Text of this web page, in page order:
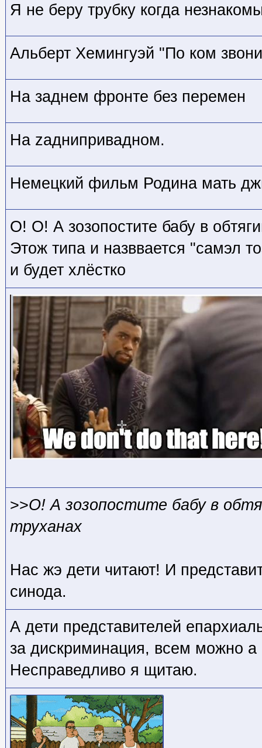
Я не беру трубку когда
Альберт Хемингуэй "По ком
На заднем фронте без перемен
На zaднипривадном.
Немецкий фильм Родина мать
О! О! А зозопостите бабу в
Этож типа и назввается "самэл
и будет хлёстко
>>О! А зозопостите бабу в
труханах
Нас жэ дети читают! И
синода.
А дети представителей
за дискриминация, всем можно а
Несправедливо я щитаю.